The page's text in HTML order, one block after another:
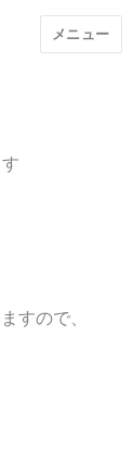
メニュー
すので、